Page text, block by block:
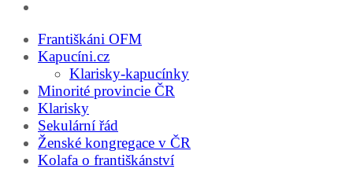
Františkáni OFM
Kapucíni.cz
Klarisky-kapucínky
Minorité provincie ČR
Klarisky
Sekulární řád
Ženské kongregace v ČR
Kolafa o františkánství